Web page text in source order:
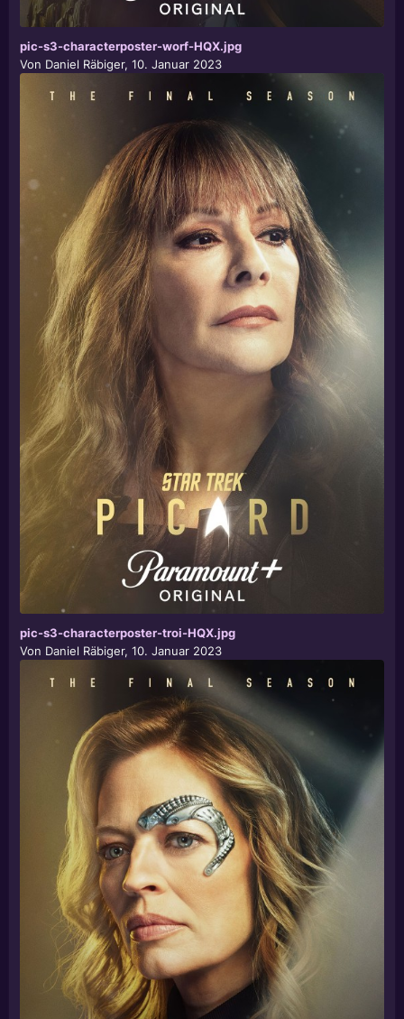
pic-s3-characterposter-worf-HQX.jpg
Von Daniel Räbiger, 10. Januar 2023
pic-s3-characterposter-troi-HQX.jpg
Von Daniel Räbiger, 10. Januar 2023